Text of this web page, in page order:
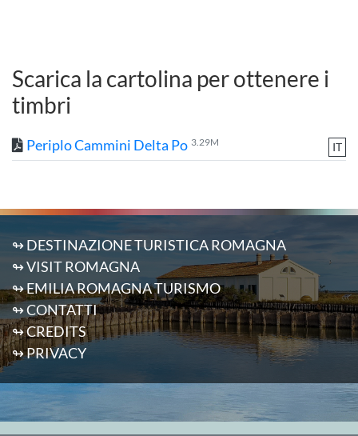
Scarica la cartolina per ottenere i
timbri
Periplo Cammini Delta Po 3.29M IT
↬ DESTINAZIONE TURISTICA ROMAGNA
↬ VISIT ROMAGNA
↬ EMILIA ROMAGNA TURISMO
↬ CONTATTI
↬ CREDITS
↬ PRIVACY